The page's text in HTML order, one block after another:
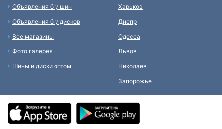
Объявления б у шин
Объявления б у дисков
Все магазины
Фото галерея
Шины и диски оптом
Харьков
Днепр
Одесса
Львов
Николаев
Запорожье